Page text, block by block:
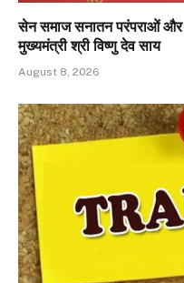
सेन समाज सनातन परंपराओं
मुख्यमंत्री श्री विष्णु देव साय
August 8, 2026